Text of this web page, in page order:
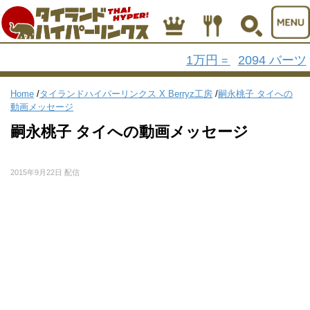
1万円 = 2094 バーツ
Home /タイランドハイパーリンクス X Berryz工房 /嗣永桃子 タイへの
動画メッセージ
嗣永桃子 タイへの動画メッセージ
2015年9月22日 配信